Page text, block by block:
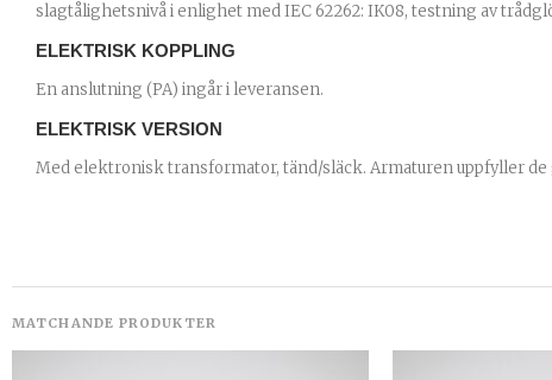
slagtålighetsnivå i enlighet med IEC 62262: IK08, testning av
ELEKTRISK KOPPLING
En anslutning (PA) ingår i leveransen.
ELEKTRISK VERSION
Med elektronisk transformator, tänd/släck. Armaturen uppfyller